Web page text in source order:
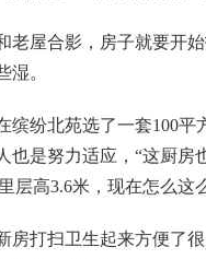
屋合影，房子就要开始
湿。
纷北苑选了一套100平
也是努力适应，“这厨房
层高3.6米，现在怎么
打扫卫生起来方便了